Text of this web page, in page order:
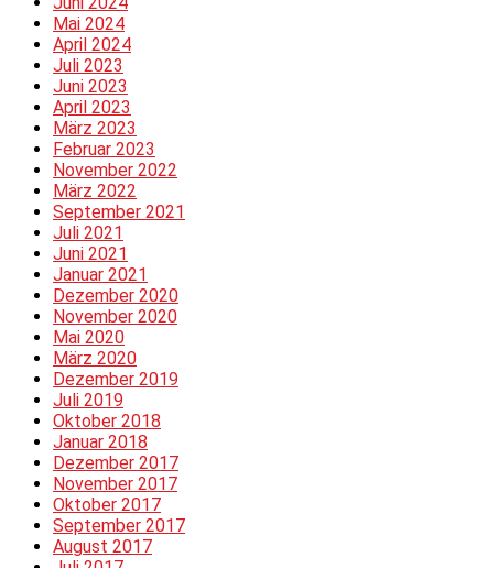
Mai 2024
April 2024
Juli 2023
Juni 2023
April 2023
März 2023
Februar 2023
November 2022
März 2022
September 2021
Juli 2021
Juni 2021
Januar 2021
Dezember 2020
November 2020
Mai 2020
März 2020
Dezember 2019
Juli 2019
Oktober 2018
Januar 2018
Dezember 2017
November 2017
Oktober 2017
September 2017
August 2017